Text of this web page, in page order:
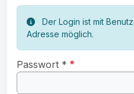
Der Login ist mit
Adresse möglich.
Passwort *